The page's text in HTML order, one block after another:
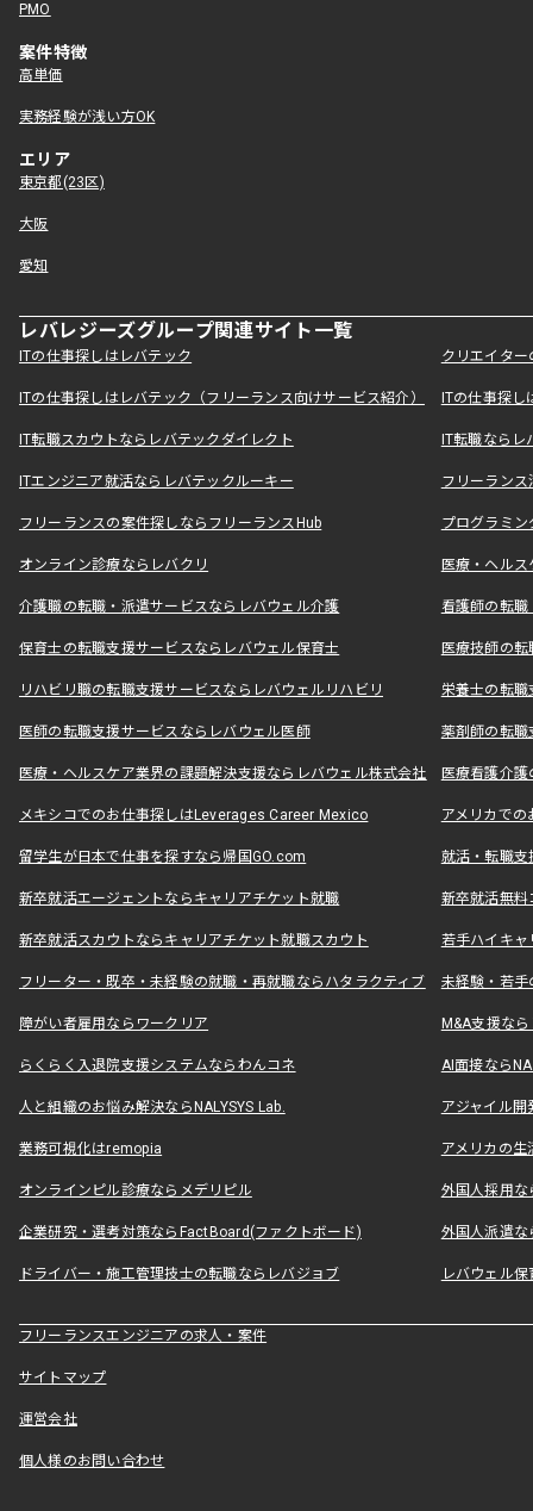
PMO
案件特徴
高単価
実務経験が浅い方OK
エリア
東京都(23区)
大阪
愛知
レバレジーズグループ関連サイト一覧
ITの仕事探しはレバテック クリエイタ
ITの仕事探しはレバテック（フリーランス向けサービス紹介） ITの仕事探
IT転職スカウトならレバテックダイレクト IT転職なら
ITエンジニア就活ならレバテックルーキー フリーラン
フリーランスの案件探しならフリーランスHub プログラミ
オンライン診療ならレバクリ 医療・ヘル
介護職の転職・派遣サービスならレバウェル介護 看護師の転
保育士の転職支援サービスならレバウェル保育士 医療技師の
リハビリ職の転職支援サービスならレバウェルリハビリ 栄養士の転
医師の転職支援サービスならレバウェル医師 薬剤師の転
医療・ヘルスケア業界の課題解決支援ならレバウェル株式会社 医療看護介
メキシコでのお仕事探しはLeverages Career Mexico アメリカで
留学生が日本で仕事を探すなら帰国GO.com 就活・転職
新卒就活エージェントならキャリアチケット就職 新卒就活無料
新卒就活スカウトならキャリアチケット就職スカウト 若手ハイキ
フリーター・既卒・未経験の就職・再就職ならハタラクティブ 未経験・若手
障がい者雇用ならワークリア M&A支援な
らくらく入退院支援システムならわんコネ AI面接なら
人と組織のお悩み解決ならNALYSYS Lab. アジャイル
業務可視化はremopia アメリカの
オンラインピル診療ならメデリピル 外国人採用
企業研究・選考対策ならFactBoard(ファクトボード) 外国人派遣な
ドライバー・施工管理技士の転職ならレバジョブ レバウェル
フリーランスエンジニアの求人・案件
サイトマップ
運営会社
個人様のお問い合わせ